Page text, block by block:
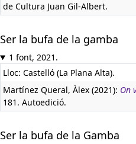
de Cultura Juan Gil-Albert.
Ser la bufa de la gamba
1 font, 2021.
Lloc: Castelló (La Plana Alta).
Martínez Queral, Àlex (2021): On
181. Autoedició.
Ser la bufa de la Gamba